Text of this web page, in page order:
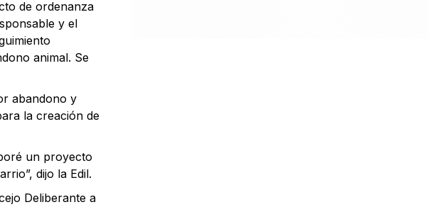
de ordenanza
y el
animal. Se
abandono y
la creación de
un proyecto
dijo la Edil.
Deliberante a